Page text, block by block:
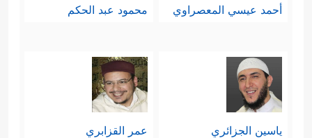
أحمد عيسي المعصراوي محمود عبد الحكم
ياسين الجزائري عمر القزابري